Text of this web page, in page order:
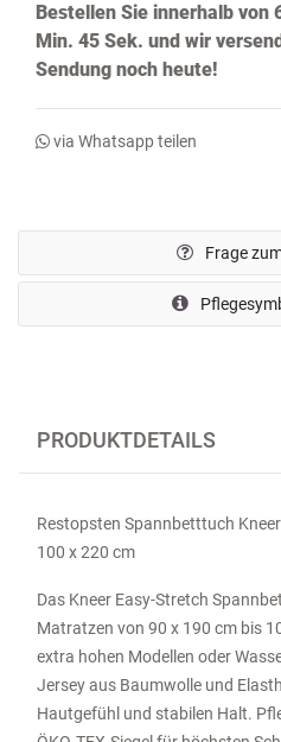
Bestellen Sie innerhalb von
Min. 44 Sek. und wir
Sendung noch heute!
via Whatsapp teilen
Frage
PRODUKTDETAILS
Restopsten Spannbetttuch
100 x 220 cm
Das Kneer Easy-Stretch
Matratzen von 90 x 190 cm bis
extra hohen Modellen oder
Jersey aus Baumwolle und
Hautgefühl und stabilen Halt.